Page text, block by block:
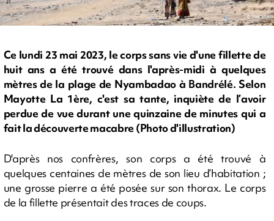
Ce lundi 23 mai 2023, le corps sans vie d'une fillette de
huit ans a été trouvé dans l'après-midi à quelques
mètres de la plage de Nyambadao à Bandrélé. Selon
Mayotte La 1ère, c'est sa tante, inquiète de l’avoir
perdue de vue durant une quinzaine de minutes qui a
fait la découverte macabre (Photo d'illustration)
D'après nos confrères, son corps a été trouvé à
quelques centaines de mètres de son lieu d’habitation ;
une grosse pierre a été posée sur son thorax. Le corps
de la fillette présentait des traces de coups.